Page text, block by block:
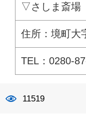
▽さしま斎場
住所：境町
TEL：0280-
11519